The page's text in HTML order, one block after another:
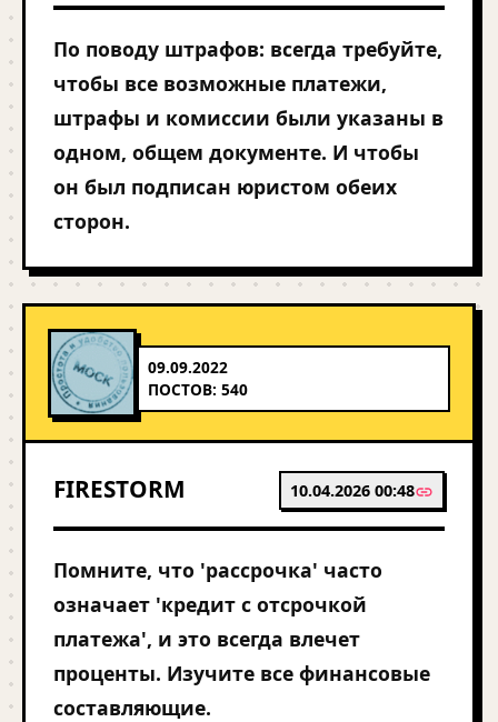
По поводу штрафов: всегда требуйте,
чтобы все возможные платежи,
штрафы и комиссии были указаны в
одном, общем документе. И чтобы
он был подписан юристом обеих
сторон.
09.09.2022
ПОСТОВ: 540
FIRESTORM 10.04.2026 00:48
Помните, что 'рассрочка' часто
означает 'кредит с отсрочкой
платежа', и это всегда влечет
проценты. Изучите все финансовые
составляющие.